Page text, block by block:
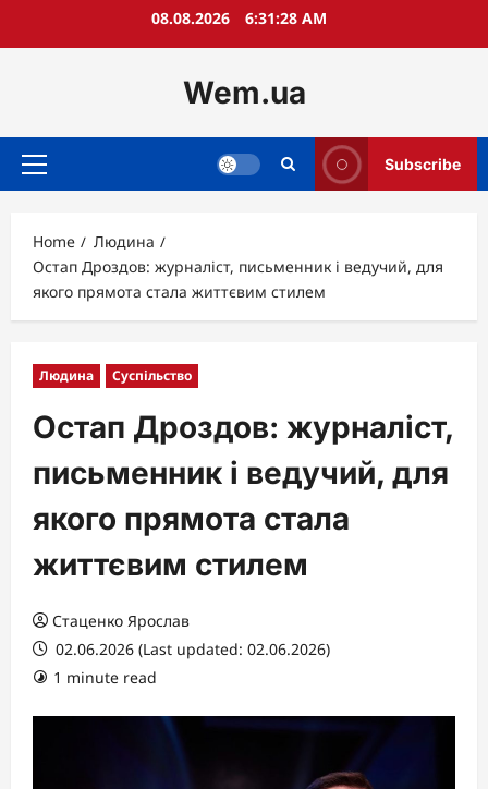
08.08.2026 6:31:29 AM
Wem.ua
Primary
Subscribe
Home
Людина
Остап Дроздов: журналіст, письменник і ведучий, для
якого прямота стала життєвим стилем
Людина Суспільство
Остап Дроздов: журналіст,
письменник і ведучий, для
якого прямота стала
життєвим стилем
Стаценко Ярослав
02.06.2026 (Last updated: 02.06.2026)
1 minute read